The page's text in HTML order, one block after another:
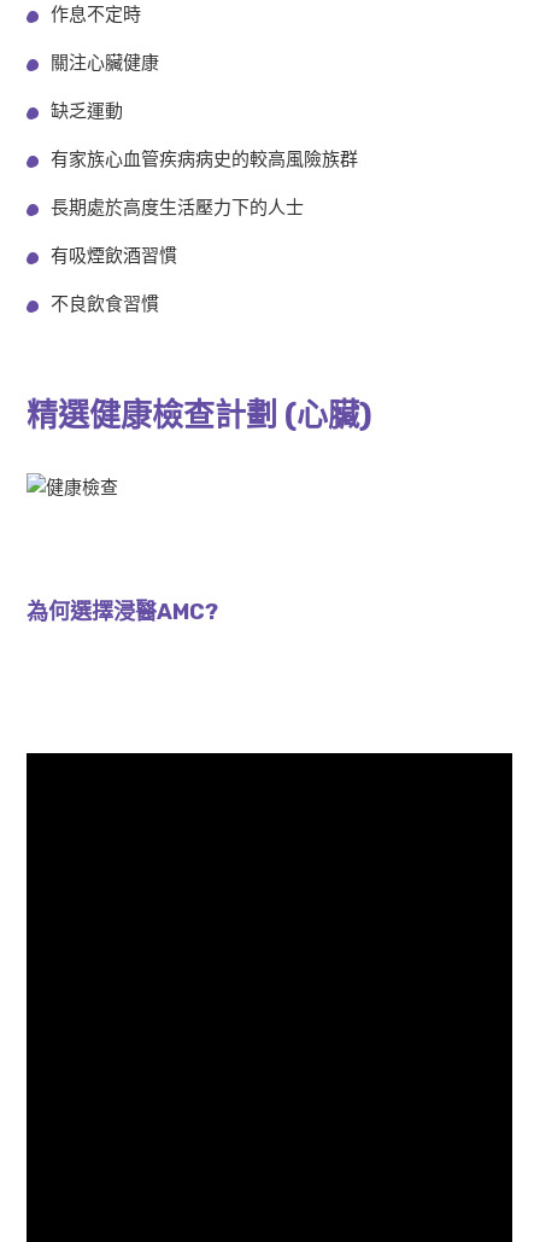
作息不定時
關注心臟健康
缺乏運動
有家族心血管疾病病史的較高風險族群
長期處於高度生活壓力下的人士
有吸煙飲酒習慣
不良飲食習慣
精選健康檢查計劃 (心臟)
為何選擇浸醫AMC?